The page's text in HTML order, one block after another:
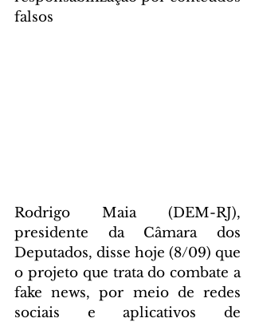
falsos
Rodrigo Maia (DEM-RJ),
presidente da Câmara dos
Deputados, disse hoje (8/09) que
o projeto que trata do combate a
fake news, por meio de redes
sociais e aplicativos de